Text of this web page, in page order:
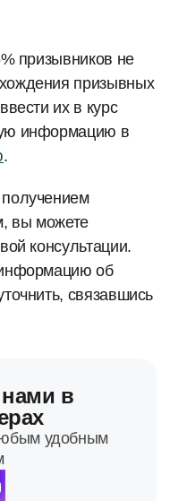
призывников не
призывных
их в курс
информацию в
.
вы можете
консультации.
об
связавшись
в
удобным